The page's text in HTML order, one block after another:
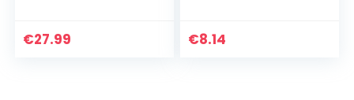
€27.99
Road Motorcycle
€8.14